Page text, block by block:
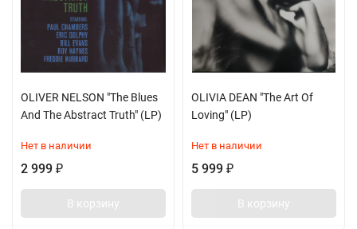
OLIVER NELSON "The Blues
And The Abstract Truth" (LP)
Нет в наличии
2 999 ₽
В корзину
OLIVIA DEAN "The Art Of
Loving" (LP)
Нет в наличии
5 999 ₽
В корзину